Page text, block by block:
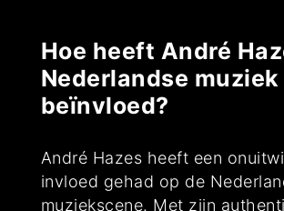
Hoe heeft André
Nederlandse muziek
beïnvloed?
André Hazes heeft een
invloed gehad op de
muziekscene. Met zijn